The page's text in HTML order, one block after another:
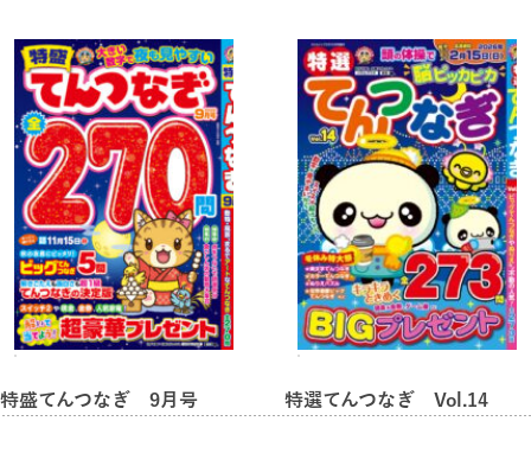
特盛てんつなぎ 9月号 特選てんつなぎ Vol.14